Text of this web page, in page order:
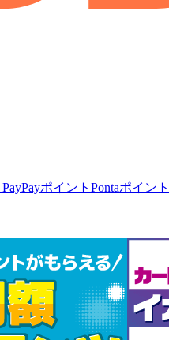
PayPayポイント Pontaポイント